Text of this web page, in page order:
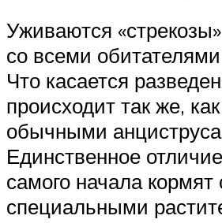
Уживаются
со всеми
Что касается
происходит так же,
обычными
Единственное
самого начала кормят
специальными